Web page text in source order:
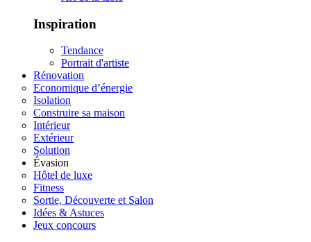
Inspiration
Tendance
Portrait d'artiste
Rénovation
Economique d’énergie
Isolation
Construire sa maison
Intérieur
Extérieur
Solution
Évasion
Hôtel de luxe
Fitness
Sortie, Découverte et Salon
Idées & Astuces
Jeux concours